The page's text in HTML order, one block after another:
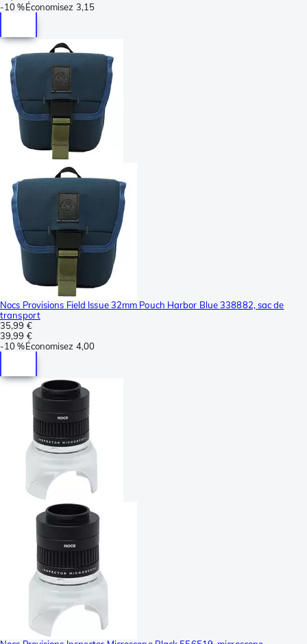
-10 %Économisez 3,15
Nocs Provisions Field Issue 32mm Pouch Harbor Blue 338882, sac de
transport
35,99 €
39,99 €
-10 %Économisez 4,00